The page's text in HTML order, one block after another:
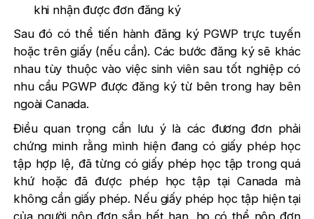
khi nhận được đơn đăng ký
Sau đó có thể tiến hành đăng ký PGWP trực tuyến
hoặc trên giấy (nếu cần). Các bước đăng ký sẽ khác
nhau tùy thuộc vào việc sinh viên sau tốt nghiệp có
nhu cầu PGWP được đăng ký từ bên trong hay bên
ngoài Canada.
Điều quan trọng cần lưu ý là các đương đơn phải
chứng minh rằng mình hiện đang có giấy phép học
tập hợp lệ, đã từng có giấy phép học tập trong quá
khứ hoặc đã được phép học tập tại Canada mà
không cần giấy phép. Nếu giấy phép học tập hiện tại
của người nộp đơn sắp hết hạn, họ có thể nộp đơn